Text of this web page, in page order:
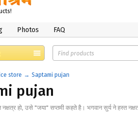
Photos FAQ
store Saptami pujan
pujan
हो, उसे "जया" सप्तमी कहते है। भगवान सुर्य ने हस्त